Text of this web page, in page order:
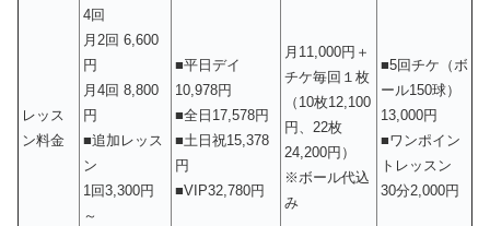
レッス
ン料金
4回
月2回 6,600
円
月4回 8,800
円
■追加レッス
ン
1回3,300円
～
■平日デイ
10,978円
■全日17,578円
■土日祝15,378
円
■VIP32,780円
月11,000円＋
チケ毎回１枚
（10枚12,100
円、22枚
24,200円）
※ボール代込
み
■5回チケ（ボ
ール150球）
13,000円
■ワンポイン
トレッスン
30分2,000円